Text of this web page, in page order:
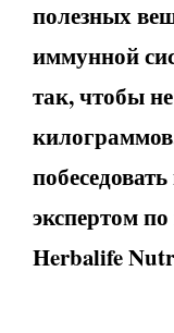
полезных
иммунной
так, чтобы
экспертом
Herbalife